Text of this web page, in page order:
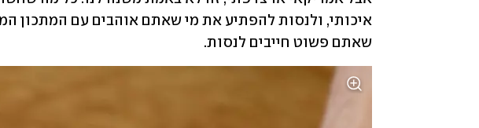
שאתם פשוט חייבים לנסות.